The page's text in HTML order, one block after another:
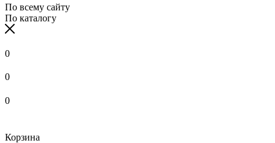
По всему сайту
По каталогу
0
0
0
Корзина